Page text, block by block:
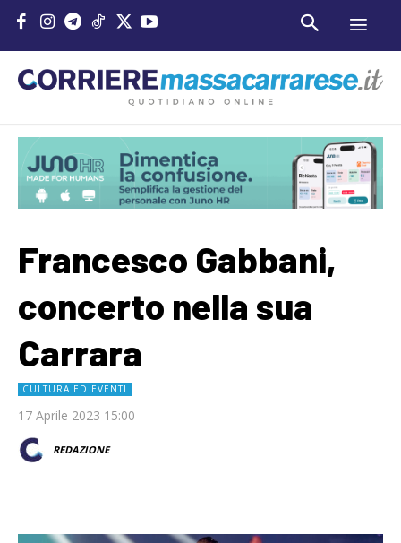
Francesco Gabbani,
concerto nella sua
Carrara
CULTURA ED EVENTI
17 Aprile 2023 15:00
REDAZIONE